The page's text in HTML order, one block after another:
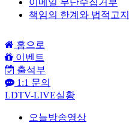
이메일 무단수집거부
책임의 한계와 법적고지
홈으로
이벤트
출석부
1:1 문의
LDTV-LIVE실황
오늘방송영상